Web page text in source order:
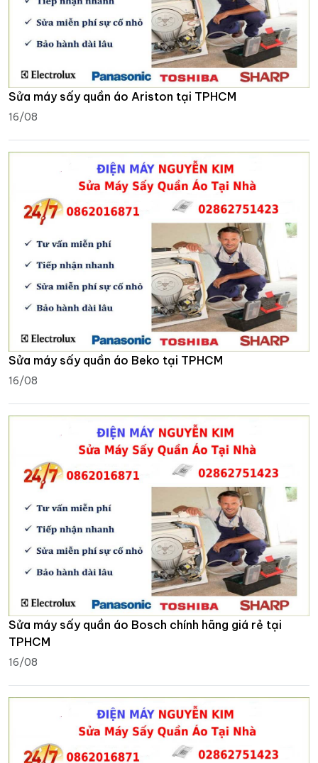
Sửa máy sấy quần áo Ariston tại TPHCM
16/08
Sửa máy sấy quần áo Beko tại TPHCM
16/08
Sửa máy sấy quần áo Bosch chính hãng giá rẻ tại
TPHCM
16/08